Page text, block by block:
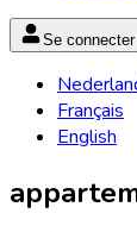
Se connecter
Français
English